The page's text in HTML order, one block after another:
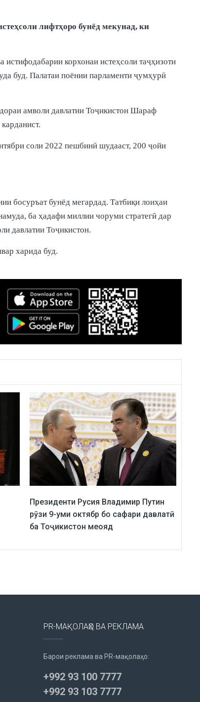
лифтҳоро бунёд мекунад, ки
корхонаи истеҳсоли таҷҳизоти
буд. Палатаи поёнии парламенти ҷумҳурӣ
амволи давлатии Тоҷикистон Шараф
соли 2022 пешбинӣ шудааст, 200 ҷойи
босуръат бунёд мегардад. Татбиқи лоиҳаи
ба ҳадафи миллии чоруми стратегӣ дар
давлатии Тоҷикистон.
харида буд.
Президенти Русия Владимир Путин
рӯзи 9-уми октябр бо сафари давлатӣ
ба Тоҷикистон меояд
PR-МАҚОЛАҲО ВА РЕКЛАМА
Барои реклама ва PR-мақолаҳо:
+992 93 100 7777
+992 93 103 7777